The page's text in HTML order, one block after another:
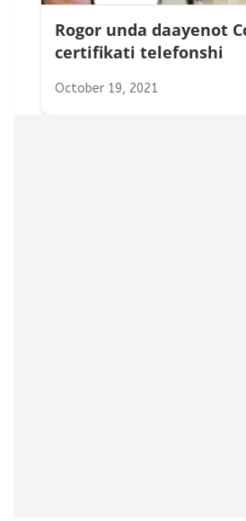
Rogor unda daayenot
certifikati telefonshi
October 19, 2021